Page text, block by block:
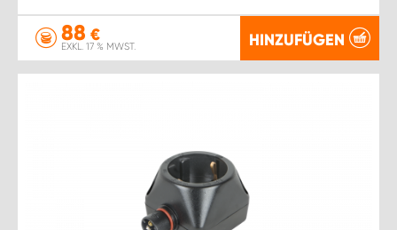
88 €
EXKL. 17 % MWST. HINZUFÜGEN